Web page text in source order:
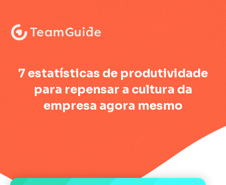
7 estatísticas de produtividade
para repensar a cultura da
empresa agora mesmo